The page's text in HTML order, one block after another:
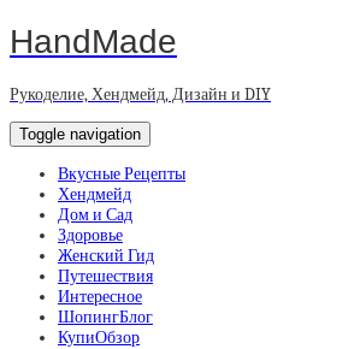
HandMade
Рукоделие, Хендмейд, Дизайн и DIY
Toggle navigation
Вкусные Рецепты
Хендмейд
Дом и Сад
Здоровье
Женский Гид
Путешествия
Интересное
ШопингБлог
КупиОбзор